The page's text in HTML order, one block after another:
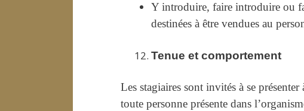
Y introduire, faire introduire ou
destinées à être vendues au
Tenue et comportement
Les stagiaires sont invités à se
toute personne présente dans